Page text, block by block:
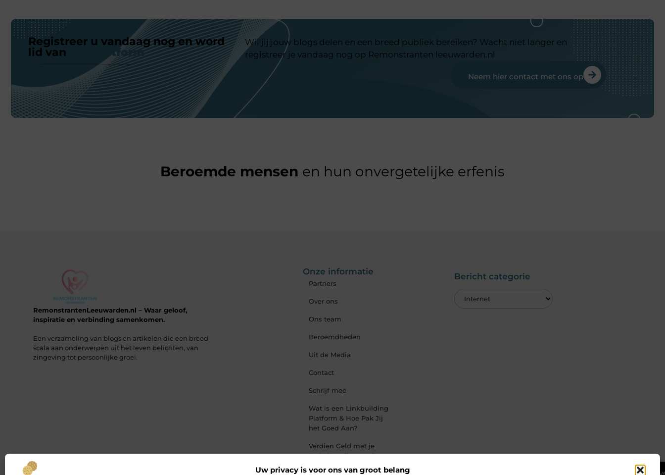
Uw privacy is voor ons van groot belang Ga Naar
Registreer u vandaag nog en word
lid van
ons platform
Wil jij jouw blogs delen en een breed publiek bereiken? Wacht niet langer en
registreer je vandaag nog op Remonstranten leeuwarden.nl
Neem hier contact met ons op
Beroemde mensen en hun onvergetelijke erfenis
RemonstrantenLeeuwarden.nl – Waar geloof,
inspiratie en verbinding samenkomen.
Een verzameling van blogs en artikelen die een breed
scala aan onderwerpen uit het leven belichten, van
zingeving tot persoonlijke groei.
Onze informatie
Partners
Over ons
Ons team
Beroemdheden
Uit de Media
Contact
Schrijf mee
Wat is een Linkbuilding
Platform & Hoe Pak Jij
het Goed Aan?
Verdien Geld met je
Website: Alles wat je
moet weten om online
Bericht categorie